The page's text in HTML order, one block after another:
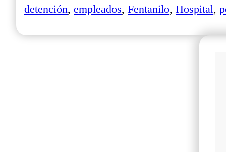
detención, empleados, Fentanilo, Hospital,